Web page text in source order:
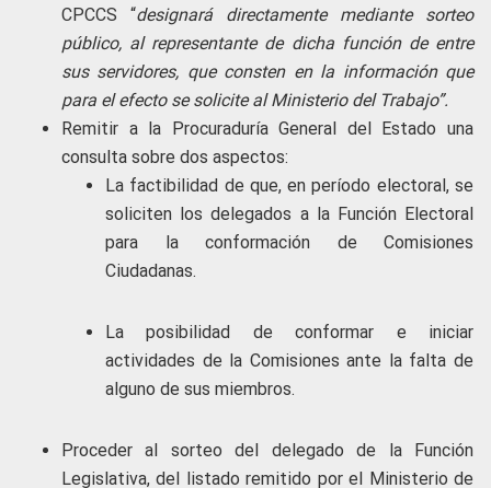
CPCCS “designará directamente mediante sorteo
público, al representante de dicha función de entre
sus servidores, que consten en la información que
para el efecto se solicite al Ministerio del Trabajo”.
Remitir a la Procuraduría General del Estado una
consulta sobre dos aspectos:
La factibilidad de que, en período electoral, se
soliciten los delegados a la Función Electoral
para la conformación de Comisiones
Ciudadanas.
La posibilidad de conformar e iniciar
actividades de la Comisiones ante la falta de
alguno de sus miembros.
Proceder al sorteo del delegado de la Función
Legislativa, del listado remitido por el Ministerio de